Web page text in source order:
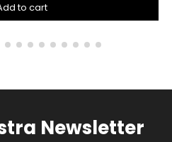
to cart
Newsletter